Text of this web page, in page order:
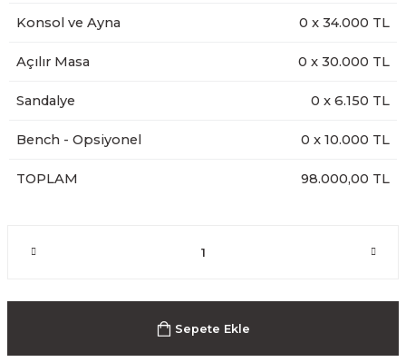
Konsol ve Ayna 0 x 34.000 TL
Açılır Masa 0 x 30.000 TL
Sandalye 0 x 6.150 TL
Bench - Opsiyonel 0 x 10.000 TL
TOPLAM 98.000,00 TL
Sepete Ekle